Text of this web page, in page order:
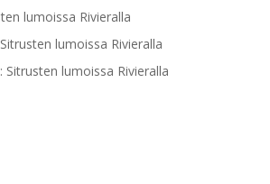
lumoissa Rivieralla
Sitrusten lumoissa Rivieralla
: Sitrusten lumoissa Rivieralla